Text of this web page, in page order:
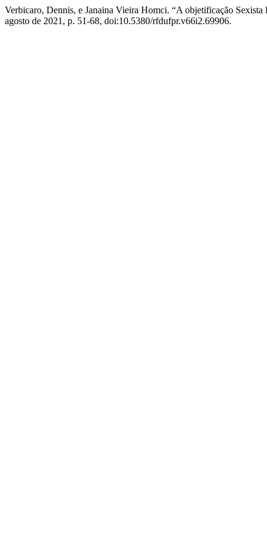
Verbicaro, Dennis, e Janaina Vieira Homci. “A objetificação
agosto de 2021, p. 51-68, doi:10.5380/rfdufpr.v66i2.69906.